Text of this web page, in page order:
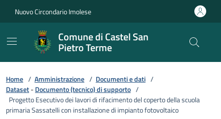
Nuovo Circondario Imolese
Comune di Castel San
Pietro Terme
Home / Amministrazione / Documenti e dati /
Dataset-Documento (tecnico) di supporto /
Progetto Esecutivo dei lavori di rifacimento del coperto della scuola
primaria Sassatelli con installazione di impianto fotovoltaico